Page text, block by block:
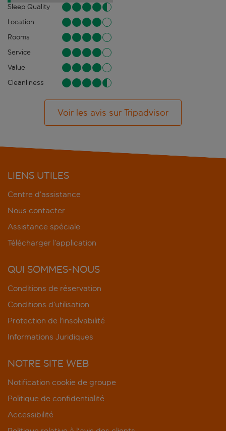
Sleep Quality
Location
Rooms
Service
Value
Cleanliness
Voir les avis sur Tripadvisor
LIENS UTILES
Centre d’assistance
Nous contacter
Assistance spéciale
Télécharger l’application
QUI SOMMES-NOUS
Conditions de réservation
Conditions d’utilisation
Protection de l'insolvabilité
Informations Juridiques
NOTRE SITE WEB
Notification cookie de groupe
Politique de confidentialité
Accessibilité